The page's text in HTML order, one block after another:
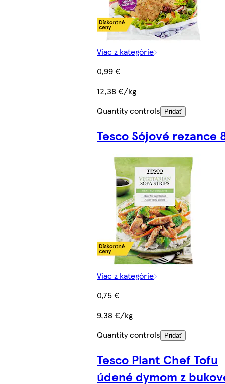
Viac z kategórie
0,99 €
12,38 €/kg
Quantity controls
Pridať
Tesco Sójové rezance
Viac z kategórie
0,75 €
9,38 €/kg
Quantity controls
Pridať
Tesco Plant Chef Tofu
údené dymom z